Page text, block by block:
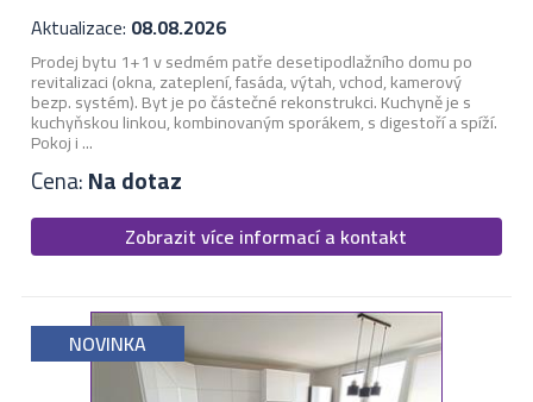
Aktualizace: 08.08.2026
Prodej bytu 1+1 v sedmém patře desetipodlažního domu po
revitalizaci (okna, zateplení, fasáda, výtah, vchod, kamerový
bezp. systém). Byt je po částečné rekonstrukci. Kuchyně je s
kuchyňskou linkou, kombinovaným sporákem, s digestoří a spíží.
Pokoj i ...
Cena:Na dotaz
Zobrazit více informací a kontakt
NOVINKA